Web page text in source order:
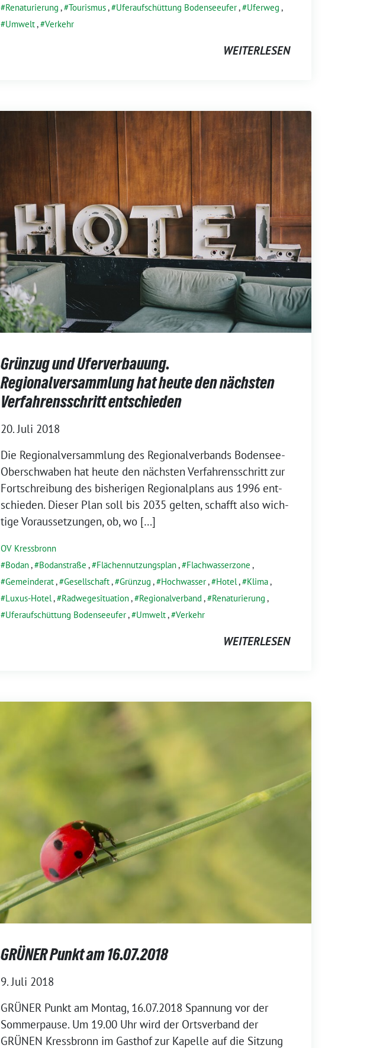
Renaturierung , Tourismus, Uferaufschüttung Bodenseeufer, Uferweg ,
Umwelt, Verkehr
WEITERLESEN
Grünzug und Uferverbauung.
Regionalversammlung hat heute den nächsten
Verfahrensschritt entschieden
20. Juli 2018
Die Regionalversammlung des Regionalverbands Bodensee-
Oberschwaben hat heu­te den nächs­ten Verfahrensschritt zur
Fortschreibung des bis­he­ri­gen Regionalplans aus 1996 ent­
schie­den. Dieser Plan soll bis 2035 gel­ten, schafft also wich­
ti­ge Voraussetzungen, ob, wo […]
OV Kressbronn
Bodan, Bodanstraße , Flächennutzungsplan, Flachwasserzone ,
Gemeinderat, Gesellschaft, Grünzug , Hochwasser, Hotel, Klima,
Luxus-Hotel, Radwegesituation, Regionalverband , Renaturierung ,
Uferaufschüttung Bodenseeufer, Umwelt, Verkehr
WEITERLESEN
GRÜNER Punkt am 16.07.2018
9. Juli 2018
GRÜNER Punkt am Montag, 16.07.2018 Spannung vor der
Sommerpause. Um 19.00 Uhr wird der Ortsverband der
GRÜNEN Kressbronn im Gasthof zur Kapelle auf die Sitzung